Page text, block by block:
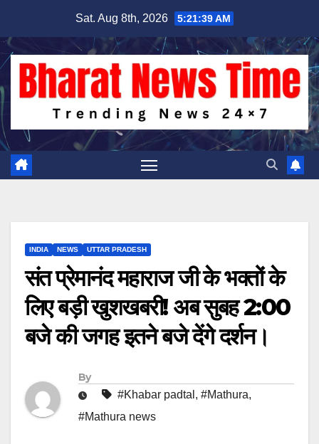
content
Sat. Aug 8th, 2026 5:21:40 AM
INDIA NEWS UTTAR PRADESH
संत प्रेमानंद महाराज जी के भक्तों के
लिए बड़ी खुशखबरी! अब सुबह 2:00
बजे की जगह इतने बजे देंगे दर्शन।
By
#Khabar padtal , #Mathura,
#Mathura news